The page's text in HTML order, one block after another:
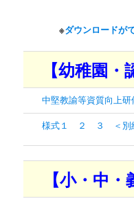
移
動
※ダウンロードが
【幼稚園・
中堅教諭等資質向上
様式１
２ ３ ＜別
【小・中